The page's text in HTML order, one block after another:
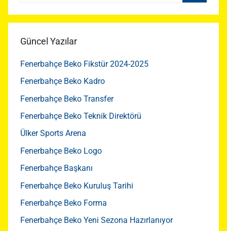
Güncel Yazılar
Fenerbahçe Beko Fikstür 2024-2025
Fenerbahçe Beko Kadro
Fenerbahçe Beko Transfer
Fenerbahçe Beko Teknik Direktörü
Ülker Sports Arena
Fenerbahçe Beko Logo
Fenerbahçe Başkanı
Fenerbahçe Beko Kuruluş Tarihi
Fenerbahçe Beko Forma
Fenerbahçe Beko Yeni Sezona Hazırlanıyor